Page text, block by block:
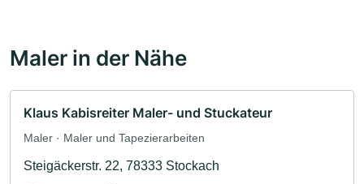
Maler in der Nähe
Klaus Kabisreiter Maler- und Stuckateur
Maler · Maler und Tapezierarbeiten
Steigäckerstr. 22, 78333 Stockach